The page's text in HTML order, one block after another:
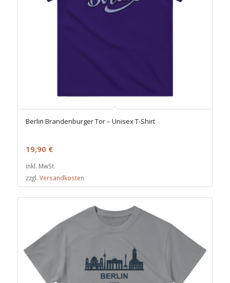
Berlin Brandenburger Tor – Unisex T-Shirt
19,90 €
inkl. MwSt.
zzgl. Versandkosten